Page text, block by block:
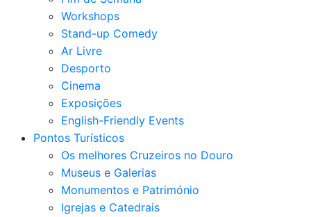
Workshops
Stand-up Comedy
Ar Livre
Desporto
Cinema
Exposições
English-Friendly Events
Pontos Turísticos
Os melhores Cruzeiros no Douro​
Museus e Galerias
Monumentos e Património
Igrejas e Catedrais